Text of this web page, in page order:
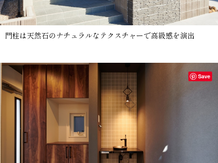
門柱は天然石のナチュラルなテクスチャーで高級感を演出
Save